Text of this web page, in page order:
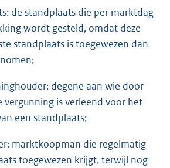
de standplaats die per marktdag
wordt gesteld, omdat deze
standplaats is toegewezen dan
degene aan wie door
vergunning is verleend voor het
een standplaats;
marktkoopman die regelmatig
toegewezen krijgt, terwijl nog